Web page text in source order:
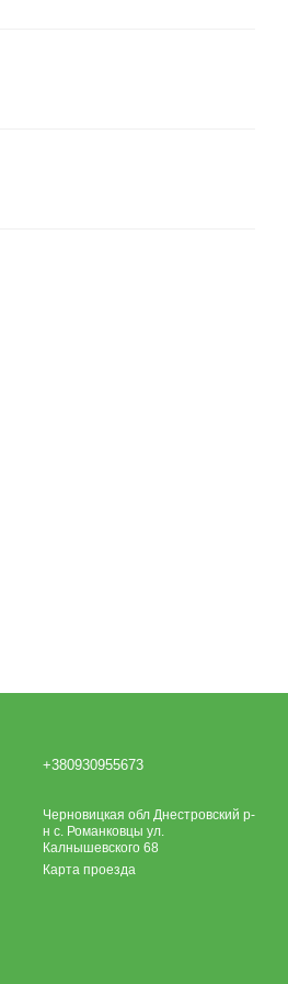
+380930955673
Черновицкая обл Днестровский р-
н с. Романковцы ул.
Калнышевского 68
Карта проезда